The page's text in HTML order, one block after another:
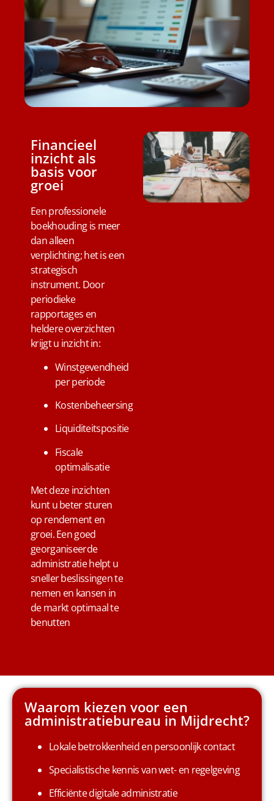
Email Telefoon
Financieel
inzicht als
basis voor
groei
Een professionele
boekhouding is meer
dan alleen
verplichting; het is een
strategisch
instrument. Door
periodieke
rapportages en
heldere overzichten
krijgt u inzicht in:
Winstgevendheid
per periode
Kostenbeheersing
Liquiditeitspositie
Fiscale
optimalisatie
Met deze inzichten
kunt u beter sturen
op rendement en
groei. Een goed
georganiseerde
administratie helpt u
sneller beslissingen te
nemen en kansen in
de markt optimaal te
benutten
Waarom kiezen voor een
administratiebureau in Mijdrecht?
Lokale betrokkenheid en persoonlijk contact
Specialistische kennis van wet- en regelgeving
Efficiënte digitale administratie